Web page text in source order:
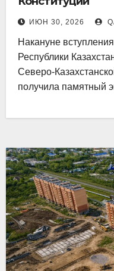
ИЮН 30, 2026
Накануне
Республики
Северо-
получила памятный